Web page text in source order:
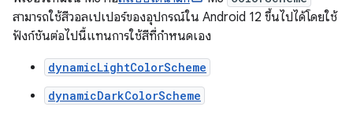
สามารถใช้สีวอลเปเปอร์ของอุปกรณ์ใน Android 12 ขึ้นไปได้โดยใช้
ฟังก์ชันต่อไปนี้แทนการใช้สีที่กำหนดเอง
dynamicLightColorScheme
dynamicDarkColorScheme